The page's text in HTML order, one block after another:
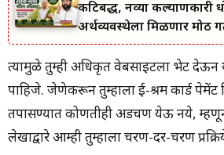
कटिबद्ध, नव्या कल्याणकारी
अर्थव्यवस्थेला मिळणार मोठी
त्यामुळे तुम्ही अधिकृत वेबसाइटला भेट देऊन
पाहिजे. जेणेकरून तुम्हाला ई-श्रम कार्ड
तपासण्यात कोणतीही अडचण येऊ नये,
लेखाद्वारे आम्ही तुम्हाला चरण-दर-चरण